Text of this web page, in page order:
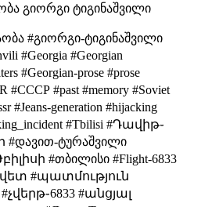
გიორგი ტიგინაშვილი
#გიორგი-ტიგინაშვილი
#Georgia #Georgian
#Georgian-prose #prose
#СССР #past #memory #Soviet
#Jeans-generation #hijacking
#Tbilisi #Դավիթ֊
#დავით-ტურაშვილი
#თბილისი #Flight-6833
#պատմություն
#անցյալ